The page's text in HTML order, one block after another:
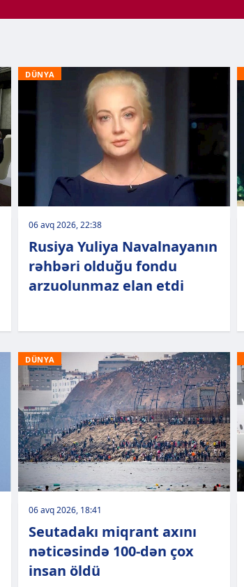
DÜNYA
06 avq 2026, 22:38
Rusiya Yuliya Navalnayanın
rəhbəri olduğu fondu
arzuolunmaz elan etdi
DÜNYA
06 avq 2026, 18:41
Seutadakı miqrant axını
nəticəsində 100-dən çox
insan öldü